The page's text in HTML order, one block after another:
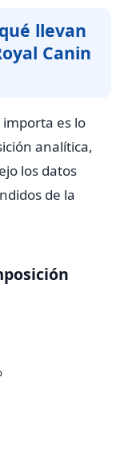
llevan
Canin
es lo
analítica,
los datos
de la